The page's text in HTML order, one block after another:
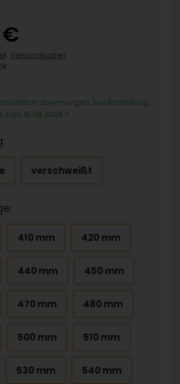
€
Versandkosten
übermorgen, bei Bestellung
10.08.2026 *
verschweißt
410 mm 420 mm
440 mm 450 mm
470 mm 480 mm
500 mm 510 mm
530 mm 540 mm